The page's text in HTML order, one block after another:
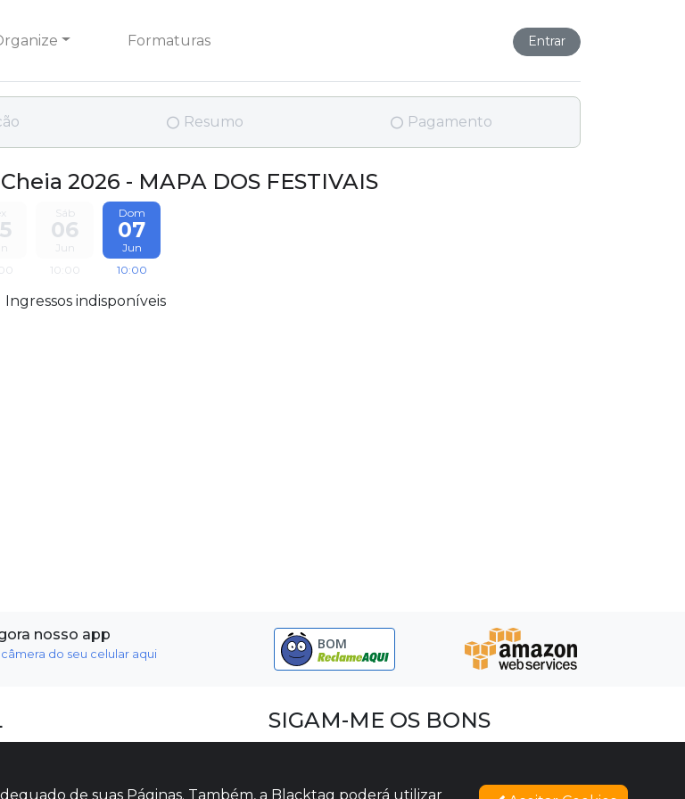
Formaturas Entrar
Resumo Pagamento
2026 - MAPA DOS FESTIVAIS
Sáb
06
Jun
10:00
Dom
07
Jun
10:00
Ingressos indisponíveis
nosso app
do seu celular aqui
BOM
SIGAM-ME OS BONS
de suas Páginas. Também, a Blacktag poderá utilizar